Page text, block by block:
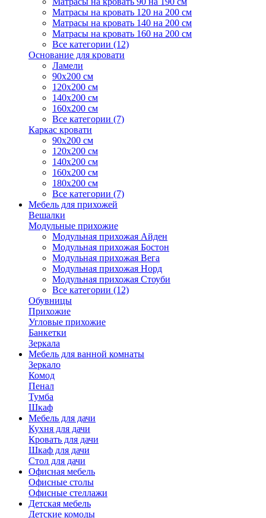
Матрасы на кровать 120 на 200 см
Матрасы на кровать 140 на 200 см
Матрасы на кровать 160 на 200 см
Все категории (12)
Основание для кровати
Ламели
90х200 см
120х200 см
140х200 см
160х200 см
Все категории (7)
Каркас кровати
90х200 см
120х200 см
140х200 см
160х200 см
180х200 см
Все категории (7)
Мебель для прихожей
Вешалки
Модульные прихожие
Модульная прихожая Айден
Модульная прихожая Бостон
Модульная прихожая Вега
Модульная прихожая Норд
Модульная прихожая Стоуби
Все категории (12)
Обувницы
Прихожие
Угловые прихожие
Банкетки
Зеркала
Мебель для ванной комнаты
Зеркало
Комод
Пенал
Тумба
Шкаф
Мебель для дачи
Кухня для дачи
Кровать для дачи
Шкаф для дачи
Стол для дачи
Офисная мебель
Офисные столы
Офисные стеллажи
Детская мебель
Детские комоды